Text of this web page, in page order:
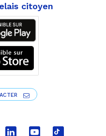
citoyen